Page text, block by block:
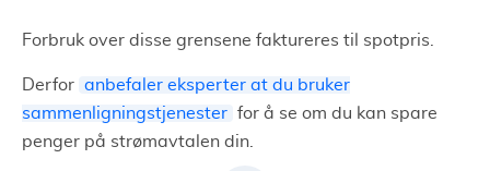
Forbruk over disse grensene faktureres til spotpris.
Derfor anbefaler eksperter at du bruker
sammenligningstjenester for å se om du kan spare
penger på strømavtalen din.